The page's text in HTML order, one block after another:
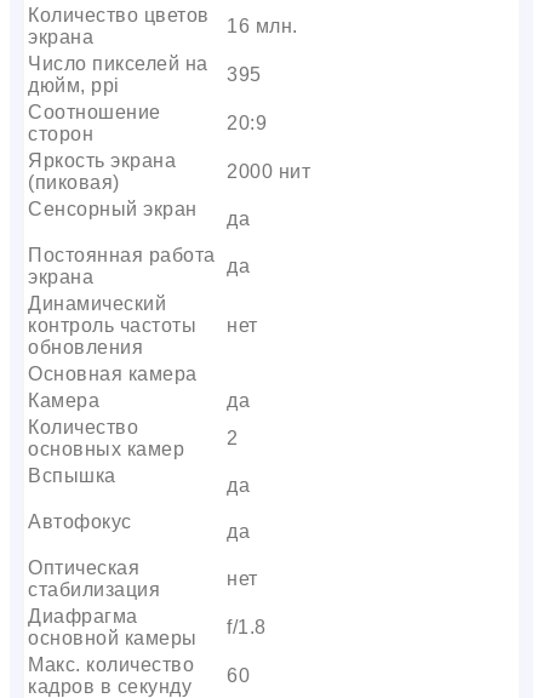
Количество цветов
экрана
16 млн.
Число пикселей на
дюйм, ppi
395
Соотношение
сторон
20:9
Яркость экрана
(пиковая)
2000 нит
Сенсорный экран
да
Постоянная работа
экрана
да
Динамический
контроль частоты
обновления
нет
Основная камера
Камера
да
Количество
основных камер
2
Вспышка
да
Автофокус
да
Оптическая
стабилизация
нет
Диафрагма
основной камеры
f/1.8
Макс. количество
кадров в секунду
60